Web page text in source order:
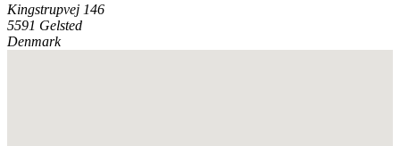
Kingstrupvej 146
5591 Gelsted
Denmark